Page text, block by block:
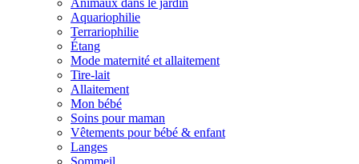
Animaux dans le jardin
Aquariophilie
Terrariophilie
Étang
Mode maternité et allaitement
Tire-lait
Allaitement
Mon bébé
Soins pour maman
Vêtements pour bébé & enfant
Langes
Sommeil